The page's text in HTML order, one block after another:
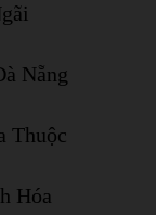
Nẵng
Thuộc
Hóa